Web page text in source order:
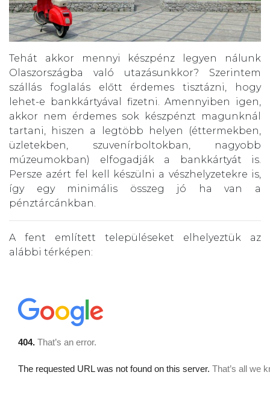
Tehát akkor mennyi készpénz legyen nálunk
Olaszországba való utazásunkkor? Szerintem
szállás foglalás előtt érdemes tisztázni, hogy
lehet-e bankkártyával fizetni. Amennyiben igen,
akkor nem érdemes sok készpénzt magunknál
tartani, hiszen a legtöbb helyen (éttermekben,
üzletekben, szuvenírboltokban, nagyobb
múzeumokban) elfogadják a bankkártyát is.
Persze azért fel kell készülni a vészhelyzetekre is,
így egy minimális összeg jó ha van a
pénztárcánkban.
A fent említett településeket elhelyeztük az
alábbi térképen: